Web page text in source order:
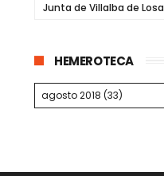
Junta de Villalba de Losa
HEMEROTECA